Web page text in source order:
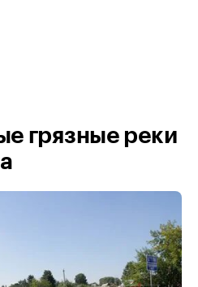
грязные реки